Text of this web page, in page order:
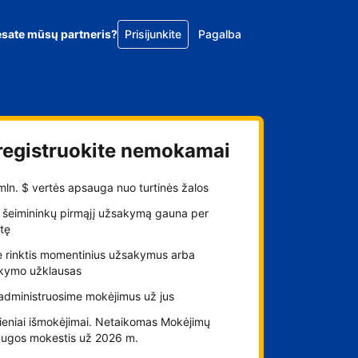
mūsų partneris? Prisijunkite Pagalba
nemokamai
$ vertės apsauga nuo turtinės žalos
šeimininkų pirmąjį užsakymą gauna per
rinktis momentinius užsakymus arba
užklausas
mokėjimus už jus
išmokėjimai. Netaikomas Mokėjimų
mokestis už 2026 m.